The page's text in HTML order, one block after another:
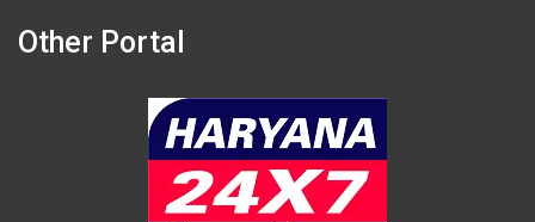
Other Portal